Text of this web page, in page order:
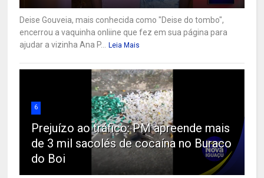
Deise Gouveia, mais conhecida como "Deise do tombo",
encerrou a vaquinha onliine que fez em sua página para
ajudar a vizinha Ana P... Leia Mais
6
Prejuízo ao tráfico: PM apreende mais
de 3 mil sacolés de cocaína no Buraco
do Boi